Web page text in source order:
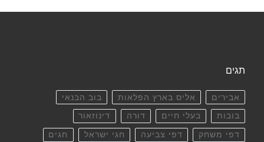
תגים
אבירים אליס בארץ הפלאות בוב הבנאי
בובות בעלי חיים דורה דינוזאור
דפי משחק דפי צביעה חגי ישראל חגים